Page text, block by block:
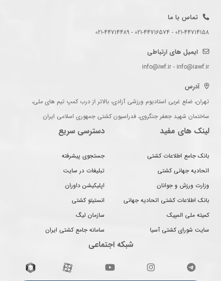
تماس با ما
021-44714158 - 021-44716574 - 021-44714489
ایمیل های ارتباطی
info@iwf.ir - info@iawf.ir
آدرس
تهران، ضلع غربی استادیوم ورزشی آزادی، بالاتر از درب کمپ تیم های ملی،
ساختمان شهید جعفر جنگروی، فدراسیون کشتی جمهوری اسلامی ایران
لینک های مفید
بانک جامع اطلاعات کشتی
اتحادیه جهانی کشتی
وزارت ورزش و جوانان
بانک اطلاعات کشتی اتحادیه جهانی
کمیته ملی المپیک
سایت شورای کشتی آسیا
دسترسی سریع
جستجوی پیشرفته
تبلیغات در سایت
اپلیکیشن داوران
انستیتو کشتی
سازمان لیگ
سامانه جامع کشتی ایران
شبکه اجتماعی